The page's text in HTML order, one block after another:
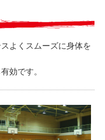
よくスムーズに身体を
効です。